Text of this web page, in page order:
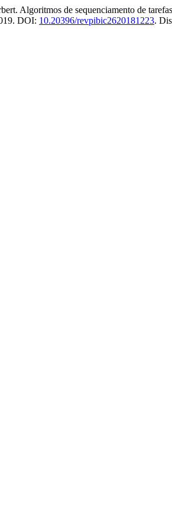
de sequenciamento de
DOI: 10.20396/revpibic2620181223.